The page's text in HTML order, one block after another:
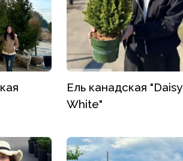
Ель канадская
White"